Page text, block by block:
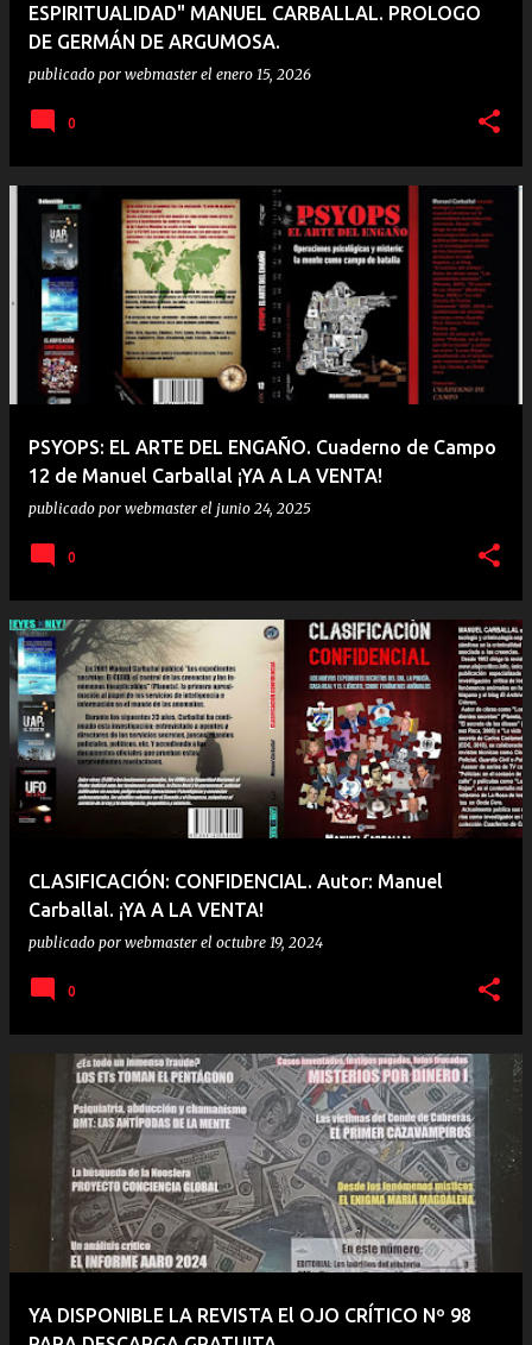
ESPIRITUALIDAD" MANUEL CARBALLAL. PROLOGO
DE GERMÁN DE ARGUMOSA.
publicado por webmaster el enero 15, 2026
0
PSYOPS: EL ARTE DEL ENGAÑO. Cuaderno de Campo
12 de Manuel Carballal ¡YA A LA VENTA!
publicado por webmaster el junio 24, 2025
0
CLASIFICACIÓN: CONFIDENCIAL. Autor: Manuel
Carballal. ¡YA A LA VENTA!
publicado por webmaster el octubre 19, 2024
0
YA DISPONIBLE LA REVISTA El OJO CRÍTICO Nº 98